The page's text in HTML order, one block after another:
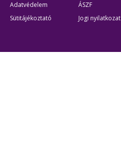
Adatvédelem
ÁSZF
Sütitájékoztató
Jogi nyilatkozat